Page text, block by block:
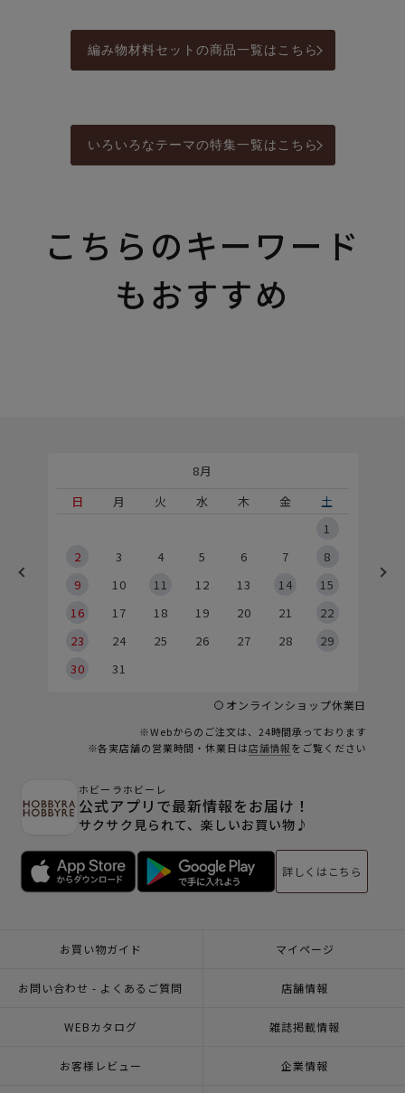
編み物材料セットの商品一覧はこちら
いろいろなテーマの特集一覧はこちら
こちらのキーワード
もおすすめ
8月
日
月 火 水 木 金
土
1
2
3 4 5 6 7
8
9
10 11 12 13 14
15
16
17 18 19 20 21
22
23
24 25 26 27 28
29
30
31
オンラインショップ休業日
※Webからのご注文は、24時間承っております
※各実店舗の営業時間・休業日は店舗情報をご覧ください
ホビーラホビーレ
公式アプリで最新情報をお届け！
サクサク見られて、楽しいお買い物♪
詳しくはこちら
お買い物ガイド マイページ
お問い合わせ - よくあるご質問 店舗情報
WEBカタログ 雑誌掲載情報
お客様レビュー 企業情報